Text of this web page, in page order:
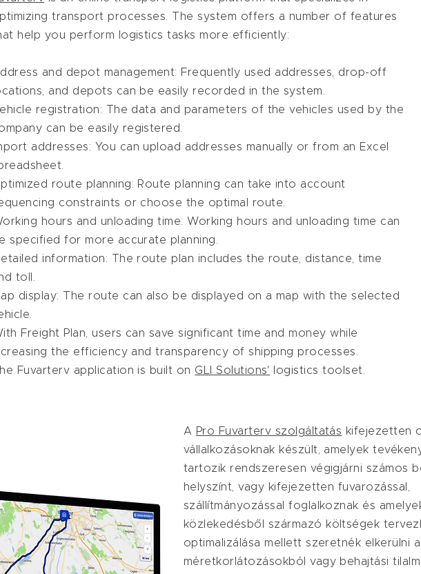
transport processes. The system offers a number of features
help you perform logistics tasks more efficiently:
and depot management: Frequently used addresses, drop-off
and depots can be easily recorded in the system.
registration: The data and parameters of the vehicles used by the
can be easily registered.
addresses: You can upload addresses manually or from an Excel
route planning: Route planning can take into account
constraints or choose the optimal route.
hours and unloading time: Working hours and unloading time can
specified for more accurate planning.
information: The route plan includes the route, distance, time
toll.
display: The route can also be displayed on a map with the selected
Freight Plan, users can save significant time and money while
the efficiency and transparency of shipping processes.
Fuvarterv application is built on GLI Solutions' ​ logistics toolset.
A Pro Fuvarterv szolgáltatás kifejezetten
vállalkozásoknak készült, amelyek
tartozik rendszeresen végigjárni számos
helyszínt, vagy kifejezetten fuvarozással,
szállítmányozással foglalkoznak és
közlekedésből származó költségek
optimalizálása mellett szeretnék elkerülni
méretkorlátozásokból vagy behajtási